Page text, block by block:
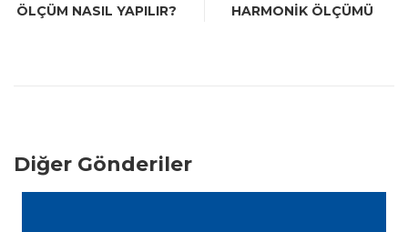
ÖLÇÜM NASIL YAPILIR?
HARMONIK ÖLÇÜMÜ
Diğer Gönderiler